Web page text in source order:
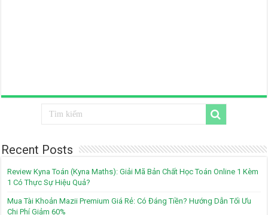
Recent Posts
Review Kyna Toán (Kyna Maths): Giải Mã Bản Chất Học Toán Online 1 Kèm
1 Có Thực Sự Hiệu Quả?
Mua Tài Khoản Mazii Premium Giá Rẻ: Có Đáng Tiền? Hướng Dẫn Tối Ưu
Chi Phí Giảm 60%